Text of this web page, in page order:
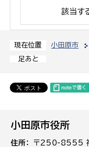
現在位置 小田原市
足あと
該当す
小田原市役所
住所
〒250-8555